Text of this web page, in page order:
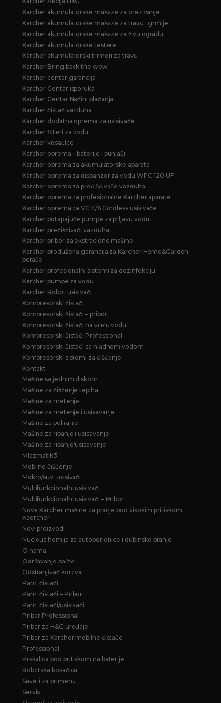
Karcher akumulatorske makaze za orezivanje
Karcher akumulatorske makaze za travu i grmlje
Karcher akumulatorske makaze za živu ogradu
Karcher akumulatorske testere
Karcher akumulatorski trimeri za travu
Karcher Bring back the wow
Karcher centar garancija
Karcher Centar isporuka
Karcher Centar Načini plaćanja
Karcher čistač vazduha
Karcher dodatna oprema za usisivače
Karcher filteri za vodu
Karcher kosačice
Karcher oprema – baterije i punjači
Karcher oprema za akumulatorske aparate
Karcher oprema za dispanzer za vodu WPC 120 UF
Karcher oprema za prečišćivače vazduha
Karcher oprema za profesionalne Karcher aparate
Karcher oprema za VC 4/6 Cordless usisivače
Karcher potapajuće pumpe za prljavu vodu
Karcher prečišćivači vazduha
Karcher pribor za ekstracione mašine
Karcher produžena garancija za Karcher Home&Garden
perače
Karcher profesionalni sistemi za dezinfekciju
Karcher pumpe za vodu
Karcher Robot usisivači
Kompresorski čistači
Kompresorski čistači – pribor
Kompresorski čistači na vrelu vodu
Kompresorski čistači Professional
Kompresorski čistači sa hladnom vodom
Kompresorski sistemi za čišćenje
Kontakt
Mašine sa jednim diskom
Mašine za čišćenje tepiha
Mašine za metenje
Mašine za metenje i usisavanje
Mašine za poliranje
Mašine za ribanje i usisavanje
Mašine za ribanje/usisavanje
Mlazmatik3
Mobilno čišćenje
Mokro/suvi usisivači
Multifunkcionalni usisivači
Multifunkcionalni usisivači – Pribor
Nove Karcher mašine za pranje pod visokim pritiskom
Kaercher
Novi proizvodi
Nucleus hemija za autoperionice i dubinsko pranje
O nama
Održavanje bašte
Odstranjivač korova
Parni čistači
Parni čistači – Pribor
Parni čistači/usisivači
Pribor Professional
Pribor za H&G uređaje
Pribor za Karcher mobilne čistače
Professional
Prskalica pod pritiskom na baterije
Robotska kosačica
Saveti za primenu
Servis